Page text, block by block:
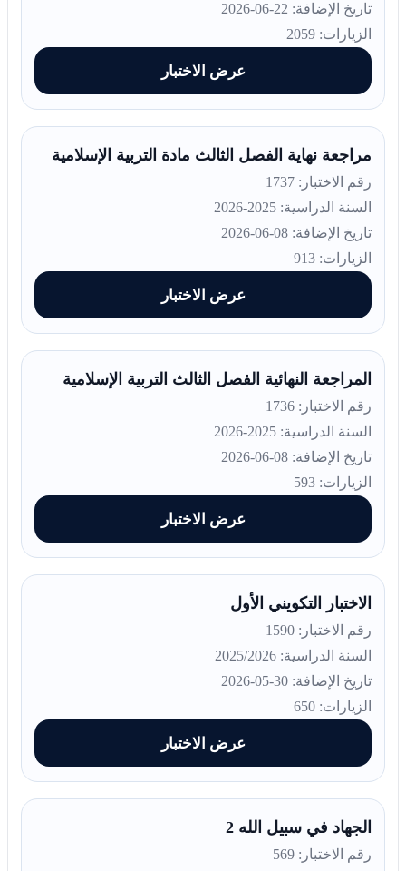
تاريخ الإضافة: 22-06-2026
الزيارات: 2059
عرض الاختبار
مراجعة نهاية الفصل الثالث مادة التربية الإسلامية
رقم الاختبار: 1737
السنة الدراسية: 2025-2026
تاريخ الإضافة: 08-06-2026
الزيارات: 913
عرض الاختبار
المراجعة النهائية الفصل الثالث التربية الإسلامية
رقم الاختبار: 1736
السنة الدراسية: 2025-2026
تاريخ الإضافة: 08-06-2026
الزيارات: 593
عرض الاختبار
الاختبار التكويني الأول
رقم الاختبار: 1590
السنة الدراسية: 2025/2026
تاريخ الإضافة: 30-05-2026
الزيارات: 650
عرض الاختبار
الجهاد في سبيل الله 2
رقم الاختبار: 569